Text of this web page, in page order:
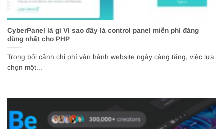
CyberPanel là gì Vì sao đây là control panel miễn phí đáng
dùng nhất cho PHP
Trong bối cảnh chi phí vận hành website ngày càng tăng, việc lựa
chọn một...